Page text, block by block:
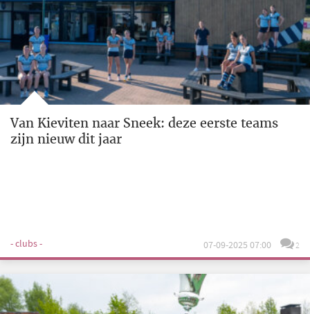
Van Kieviten naar Sneek: deze eerste teams
zijn nieuw dit jaar
- clubs - 07-09-2025 07:00 2